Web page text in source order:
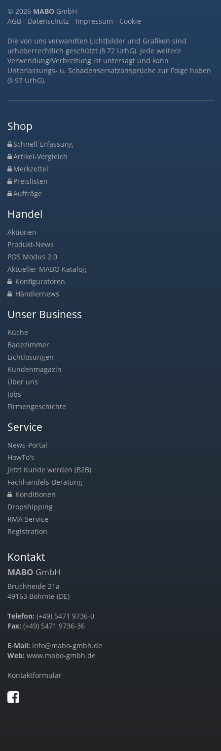
© 2026 MABO GmbH
AGB - Datenschutz - Impressum - Cookie
Die von uns verwandten Lichtbilder und Grafiken sind
urheberrechtlich geschützt (§ 72 UrhG). Jede weitere
Verwendung/Verbreitung ist untersagt und kann
Unterlassungs- u. Schadensersatzansprüche zur Folge haben
(§ 97 UrhG).
Shop
Schnell-Erfassung
Artikel-Vergleich
Merkzettel
Preislisten
Aufträge
Handel
Aktionen
Produkt-News
POS Modus 2.0
Aktueller MABO Katalog
Konfiguratoren
Händlernews
Unser Business
Küche
Badezimmer
Lichtlösungen
Kundenmagazin
Über uns
Jobs
Firmengeschichte
Service
News-Portal
HowTo's
Jetzt Kunde werden (B2B)
Fachhandels-Beratung
Konditionen
Dropshipping
RMA Service
Registration
Kontakt
MABO GmbH
Bruchheide 21a
49163 Bohmte (DE)
Telefon: (+49) 5471 9736-0
Fax: (+49) 5471 9736-36
E-Mail: info@mabo-gmbh.de
Web: www.mabo-gmbh.de
Kontaktformular